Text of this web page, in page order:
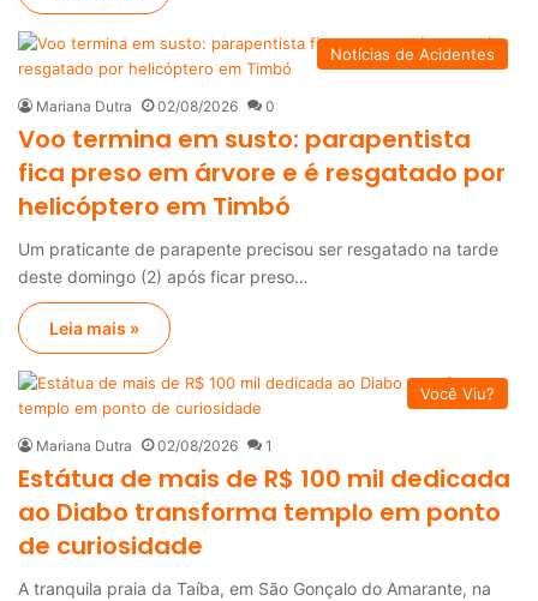
Notícias de Acidentes
Mariana Dutra 02/08/2026 0
Voo termina em susto: parapentista
fica preso em árvore e é resgatado por
helicóptero em Timbó
Um praticante de parapente precisou ser resgatado na tarde
deste domingo (2) após ficar preso…
Leia mais »
Você Viu?
Mariana Dutra 02/08/2026 1
Estátua de mais de R$ 100 mil dedicada
ao Diabo transforma templo em ponto
de curiosidade
A tranquila praia da Taíba, em São Gonçalo do Amarante, na